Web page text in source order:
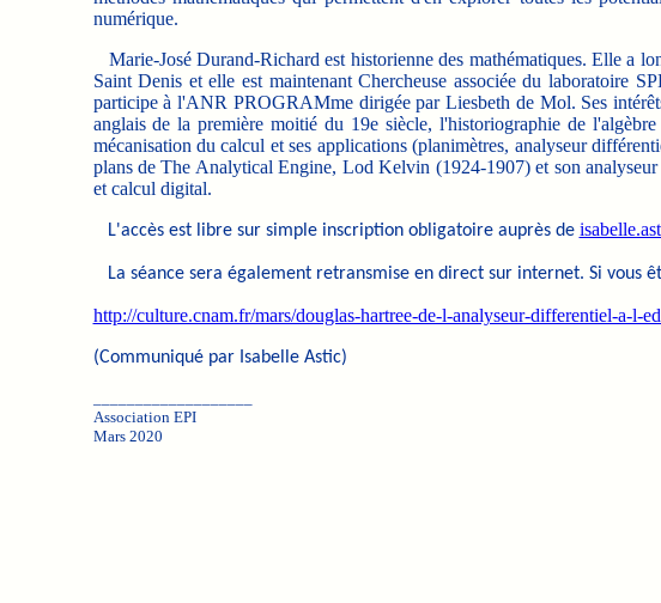
numérique.
Marie-José Durand-Richard est historienne des mathématiques. Elle a
Saint Denis et elle est maintenant Chercheuse associée du laboratoire
participe à l'ANR PROGRAMme dirigée par Liesbeth de Mol. Ses
anglais de la première moitié du 19e siècle, l'historiographie de
mécanisation du calcul et ses applications (planimètres, analyseur
plans de The Analytical Engine, Lod Kelvin (1924-1907) et son
et calcul digital.
L'accès est libre sur simple inscription obligatoire auprès de
La séance sera également retransmise en direct sur internet. Si vous
http://culture.cnam.fr/mars/douglas-hartree-de-l-analyseur-differentiel-a-l-
(Communiqué par Isabelle Astic)
Association EPI
Mars 2020